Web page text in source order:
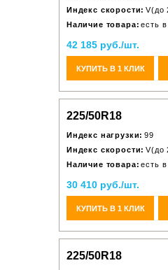
Индекс скорости: V(до
Наличие товара: есть
42 185 руб./шт.
КУПИТЬ В 1 КЛИК
225/50R18
Индекс нагрузки: 99
Индекс скорости: V(до
Наличие товара: есть
30 410 руб./шт.
КУПИТЬ В 1 КЛИК
225/50R18